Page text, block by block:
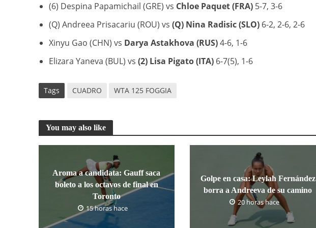
(6) Despina Papamichail (GRE) vs Chloe Paquet (FRA)5-7, 3-6
(Q) Andreea Prisacariu (ROU) vs (Q) Nina Radisic (SLO)6-2, 2-6, 2-6
Xinyu Gao (CHN) vs Darya Astakhova (RUS)4-6, 1-6
Elizara Yaneva (BUL) vs (2) Lisa Pigato (ITA)6-7(5), 1-6
Tags CUADRO WTA 125 FOGGIA
You may also like
Aroma a candidata: Gauff saca
boleto a los octavos de final en
Toronto
15 horas hace
Golpe en casa: Leylah Fernández
borra a Andreeva de su camino
20 horas hace